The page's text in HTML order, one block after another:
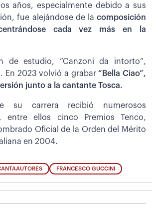
años, especialmente debido a sus
fue alejándose de la composición
cada vez más en la
de estudio, “Canzoni da intorto”,
En 2023 volvió a grabar“Bella Ciao”,
junto a la cantante Tosca.
carrera recibió numerosos
entre ellos cinco Premios Tenco,
Oficial de la Orden del Mérito
en 2004.
FRANCESCO GUCCINI